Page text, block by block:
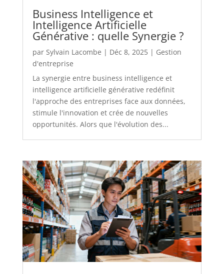
Business Intelligence et
Intelligence Artificielle
Générative : quelle Synergie ?
par Sylvain Lacombe | Déc 8, 2025| Gestion
d'entreprise
La synergie entre business intelligence et
intelligence artificielle générative redéfinit
l'approche des entreprises face aux données,
stimule l'innovation et crée de nouvelles
opportunités. Alors que l'évolution des...